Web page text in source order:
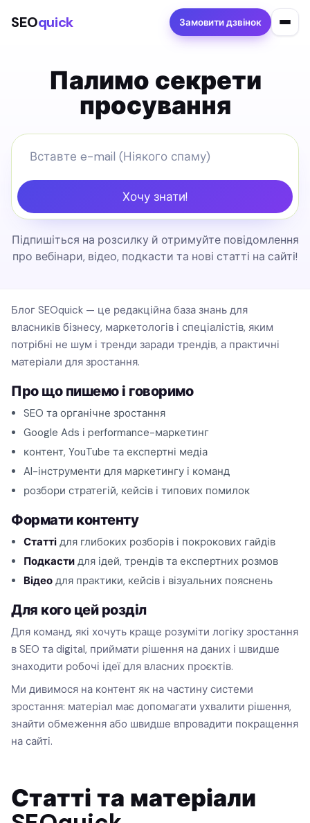
SEOquick Замовити дзвінок
Палимо секрети
просування
Хочу знати!
Підпишіться на розсилку й отримуйте повідомлення
про вебінари, відео, подкасти та нові статті на сайті!
Блог SEOquick — це редакційна база знань для
власників бізнесу, маркетологів і спеціалістів, яким
потрібні не шум і тренди заради трендів, а практичні
матеріали для зростання.
Про що пишемо і говоримо
SEO та органічне зростання
Google Ads і performance-маркетинг
контент, YouTube та експертні медіа
AI-інструменти для маркетингу і команд
розбори стратегій, кейсів і типових помилок
Формати контенту
Статті для глибоких розборів і покрокових гайдів
Подкасти для ідей, трендів та експертних розмов
Відео для практики, кейсів і візуальних пояснень
Для кого цей розділ
Для команд, які хочуть краще розуміти логіку зростання
в SEO та digital, приймати рішення на даних і швидше
знаходити робочі ідеї для власних проєктів.
Ми дивимося на контент як на частину системи
зростання: матеріал має допомагати ухвалити рішення,
знайти обмеження або швидше впровадити покращення
на сайті.
Статті та матеріали